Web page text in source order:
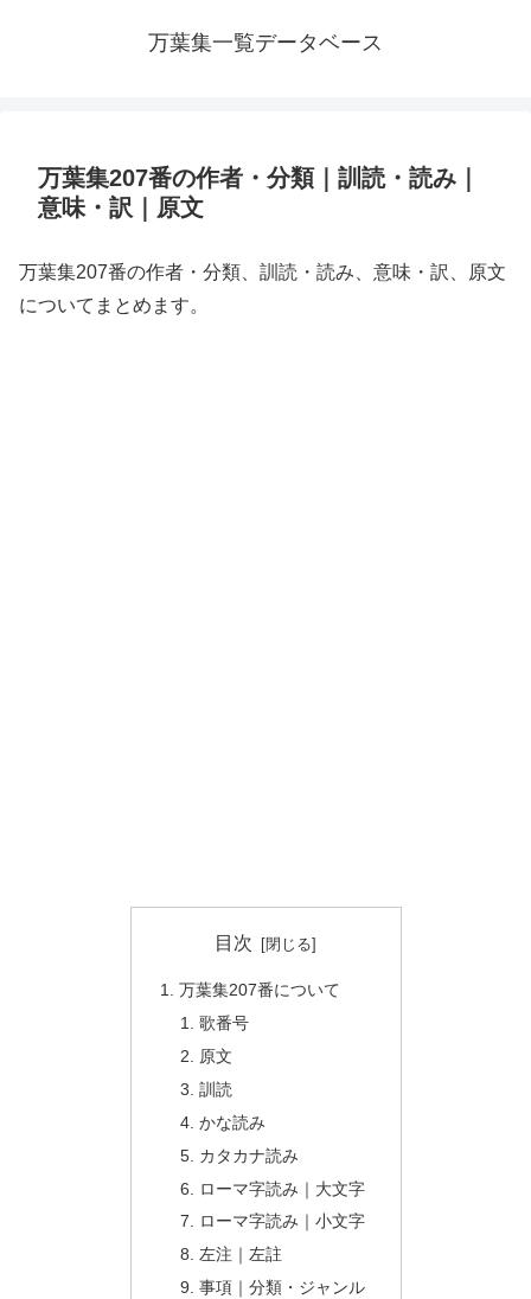
万葉集一覧データベース
万葉集207番の作者・分類｜訓読・読み｜
意味・訳｜原文
万葉集207番の作者・分類、訓読・読み、意味・訳、原文
についてまとめます。
目次
万葉集207番について
歌番号
原文
訓読
かな読み
カタカナ読み
ローマ字読み｜大文字
ローマ字読み｜小文字
左注｜左註
事項｜分類・ジャンル